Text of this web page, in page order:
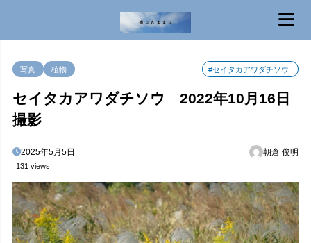
写真 植物 #セイタカアワダチソウ
セイタカアワダチソウ 2022年10月16日
撮影
2025年5月5日 朝倉 俊明
131 views